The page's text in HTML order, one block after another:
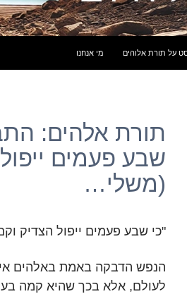
על תורת אלוהים מי אנחנו
תורת אלהים:
שבע פעמים
(משלי…
‏"כי שבע פעמים ייפול הצדיק וקם"
הנפש הדבקה באמת באלהים
לעולם, אלא בכך שהיא קמה